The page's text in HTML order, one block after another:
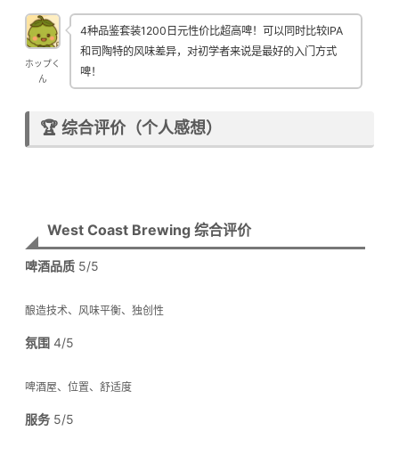
ホップく
ん
4种品鉴套装1200日元性价比超高啤！可以同时比较IPA
和司陶特的风味差异，对初学者来说是最好的入门方式
啤！
🏆 综合评价（个人感想）
West Coast Brewing 综合评价
啤酒品质 5/5
酿造技术、风味平衡、独创性
氛围 4/5
啤酒屋、位置、舒适度
服务 5/5